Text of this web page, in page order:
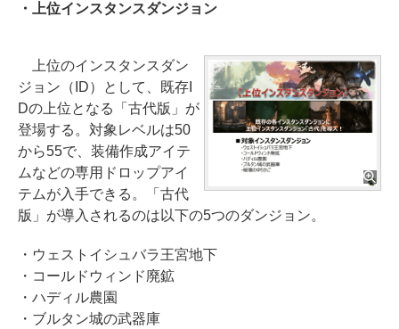
・上位インスタンスダンジョン
上位のインスタンスダン
ジョン（ID）として、既存I
Dの上位となる「古代版」が
登場する。対象レベルは50
から55で、装備作成アイテ
ムなどの専用ドロップアイ
テムが入手できる。「古代
版」が導入されるのは以下の5つのダンジョン。
・ウェストイシュバラ王宮地下
・コールドウィンド廃鉱
・ハディル農園
・ブルタン城の武器庫